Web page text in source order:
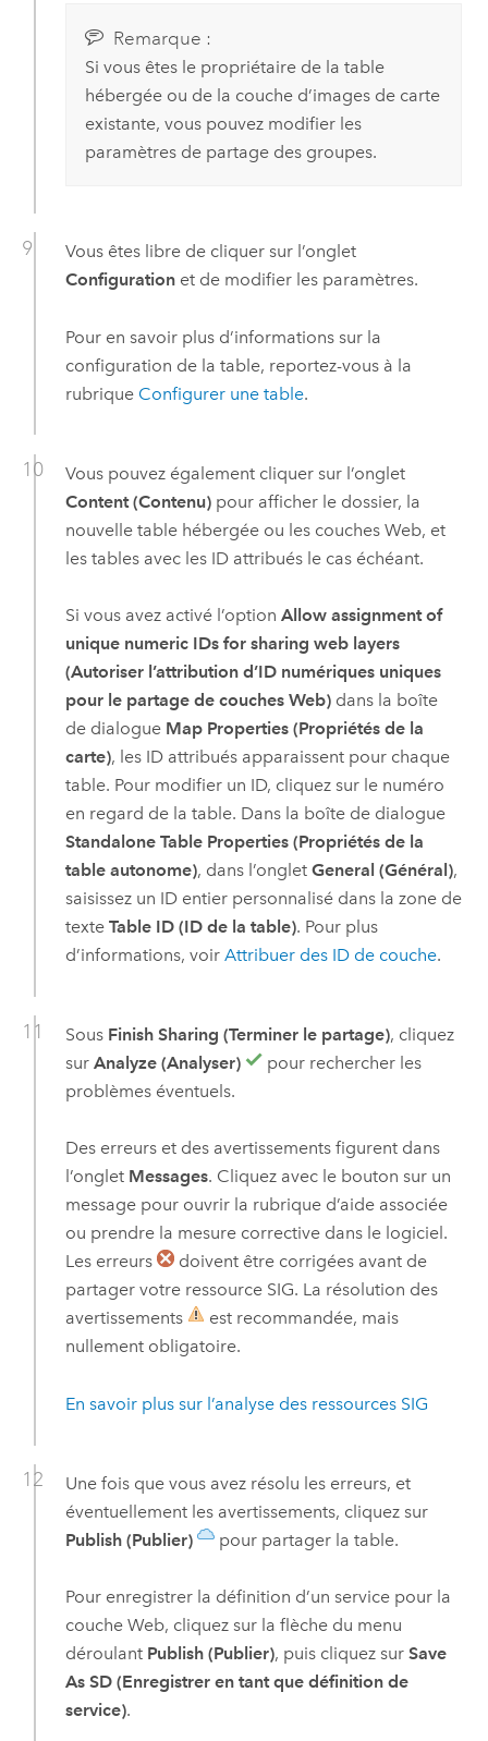
Remarque :
Si vous êtes le propriétaire de la table
hébergée ou de la couche d’images de carte
existante, vous pouvez modifier les
paramètres de partage des groupes.
Vous êtes libre de cliquer sur l’onglet
Configurationet de modifier les paramètres.
Pour en savoir plus d’informations sur la
configuration de la table, reportez-vous à la
rubrique Configurer une table.
Vous pouvez également cliquer sur l’onglet
Content (Contenu)pour afficher le dossier, la
nouvelle table hébergée ou les couches Web, et
les tables avec les ID attribués le cas échéant.
Si vous avez activé l’option Allow assignment of
unique numeric IDs for sharing web layers
(Autoriser l’attribution d’ID numériques uniques
pour le partage de couches Web)dans la boîte
de dialogue Map Properties (Propriétés de la
carte), les ID attribués apparaissent pour chaque
table. Pour modifier un ID, cliquez sur le numéro
en regard de la table. Dans la boîte de dialogue
Standalone Table Properties (Propriétés de la
table autonome), dans l’onglet General (Général),
saisissez un ID entier personnalisé dans la zone de
texte Table ID (ID de la table). Pour plus
d’informations, voir Attribuer des ID de couche.
Sous Finish Sharing (Terminer le partage), cliquez
sur Analyze (Analyser)
pour rechercher les
problèmes éventuels.
Des erreurs et des avertissements figurent dans
l’onglet Messages. Cliquez avec le bouton sur un
message pour ouvrir la rubrique d’aide associée
ou prendre la mesure corrective dans le logiciel.
Les erreurs
doivent être corrigées avant de
partager votre ressource SIG. La résolution des
avertissements
est recommandée, mais
nullement obligatoire.
En savoir plus sur l’analyse des ressources SIG
Une fois que vous avez résolu les erreurs, et
éventuellement les avertissements, cliquez sur
Publish (Publier)
pour partager la table.
Pour enregistrer la définition d’un service pour la
couche Web, cliquez sur la flèche du menu
déroulant Publish (Publier), puis cliquez sur Save
As SD (Enregistrer en tant que définition de
service).